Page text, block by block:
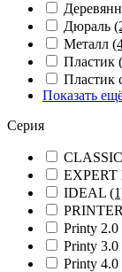
Дюраль
Металл
Пластик
Пластик
Показать
Серия
EXPERT
IDEAL
Printy 2.0
Printy 3.0
Printy 4.0